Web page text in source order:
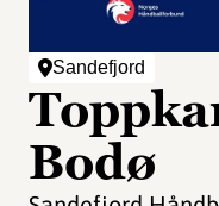
Sandefjord
Bodø